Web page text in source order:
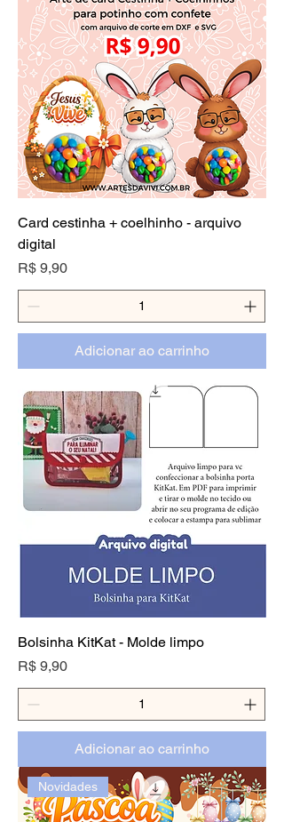
Card cestinha + coelhinho - arquivo
digital
Preço
R$ 9,90
Adicionar ao carrinho
Bolsinha KitKat - Molde limpo
Preço
R$ 9,90
Adicionar ao carrinho
Novidades